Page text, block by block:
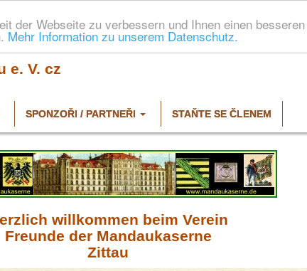
der Webseite zu verbessern und Ihnen einen
Mehr Information zu unserem Datenschutz.
e. V. cz
SPONZOŘI / PARTNEŘI STAŇTE SE ČLENEM
willkommen beim Verein
Freunde der Mandaukaserne
Zittau